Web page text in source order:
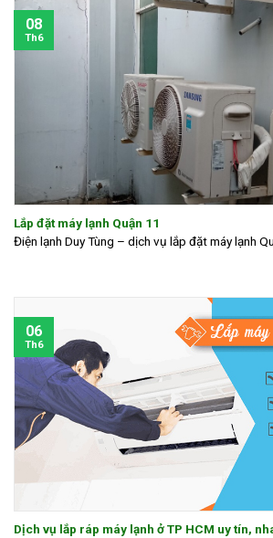
Lắp đặt máy lạnh Quận 11
Điện lạnh Duy Tùng – dịch vụ lắp đặt máy lạnh
08
Th6
Dịch vụ lắp ráp máy lạnh ở TP HCM uy tín,
06
Th6